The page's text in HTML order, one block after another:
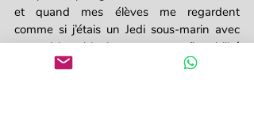
et quand mes élèves me regardent
comme si j’étais un Jedi sous-marin avec
une vision bionique et une flottabilité
parfaite, je vois que je suis l'incarnation du